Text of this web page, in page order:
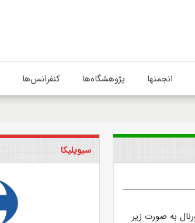
انجمنها پژوهشگاه‌ها کنفرانس‌ها
شده از دوره ۹، شماره ۲ این ژورنال به صورت زیر
سیویلیکا